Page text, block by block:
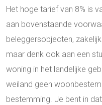
Het hoge tarief van 8% is
aan bovenstaande
beleggersobjecten,
maar denk ook aan een
woning in het landelijke
weiland geen
bestemming. Je bent in